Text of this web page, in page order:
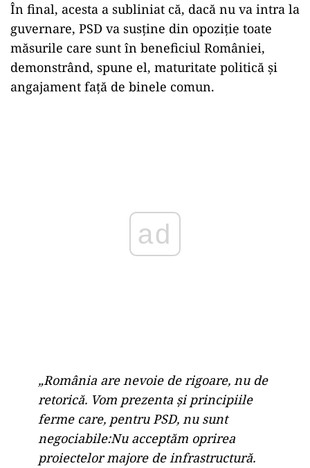
În final, acesta a subliniat că, dacă nu va intra la
guvernare, PSD va susține din opoziție toate
măsurile care sunt în beneficiul României,
demonstrând, spune el, maturitate politică și
angajament față de binele comun.
ad
„România are nevoie de rigoare, nu de
retorică. Vom prezenta și principiile
ferme care, pentru PSD, nu sunt
negociabile:Nu acceptăm oprirea
proiectelor majore de infrastructură.